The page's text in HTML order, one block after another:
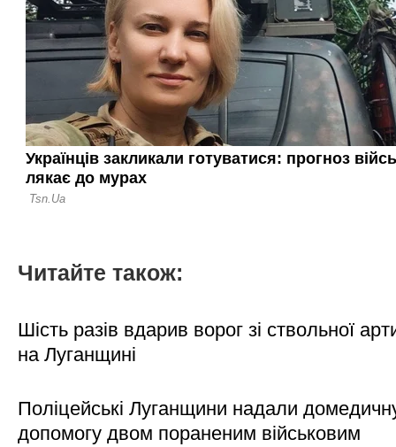
Читайте також:
Шість разів вдарив ворог зі ствольної
на Луганщині
Поліцейські Луганщини надали
допомогу двом пораненим військовим